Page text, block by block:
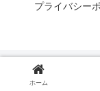
プライバシー
ホーム